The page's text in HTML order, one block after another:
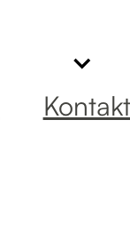
Kontakt